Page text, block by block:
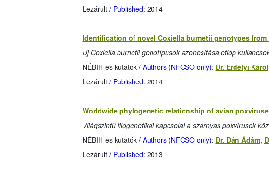
Lezárult/ Published: 2014
Identification of novel Coxiella burnetii genotypes
Új Coxiella burnetii genotípusok azonosítása etióp
NÉBIH-es kutatók / Authors (NFCSO only): Dr. Erdélyi
Lezárult/ Published: 2014
Worldwide phylogenetic relationship of avian
Világszintű filogenetikai kapcsolat a szárnyas poxvírusok
NÉBIH-es kutatók / Authors (NFCSO only): Dr. Dán Ádám,
Lezárult/ Published: 2013